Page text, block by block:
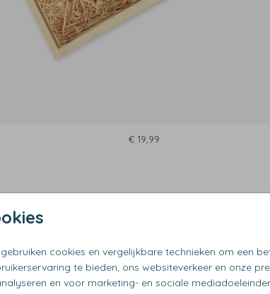
cookies en vergelijkbare technieken om een
te bieden, ons websiteverkeer en onze
en voor marketing- en sociale
€ 19,99
wijnkist is de
een bijzondere
Houten
Personaliseer de
gelegenheid, voeg